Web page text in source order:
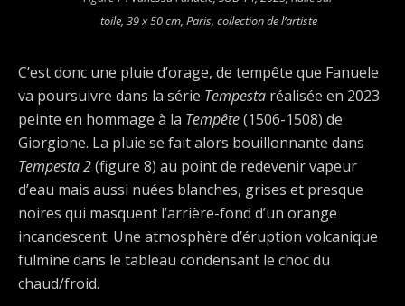
toile, 39 x 50 cm, Paris, collection de l’artiste
C’est donc une pluie d’orage, de tempête que Fanuele
va poursuivre dans la série Tempesta réalisée en 2023
peinte en hommage à la Tempête(1506-1508) de
Giorgione. La pluie se fait alors bouillonnante dans
Tempesta 2(figure 8) au point de redevenir vapeur
d’eau mais aussi nuées blanches, grises et presque
noires qui masquent l’arrière-fond d’un orange
incandescent. Une atmosphère d’éruption volcanique
fulmine dans le tableau condensant le choc du
chaud/froid.